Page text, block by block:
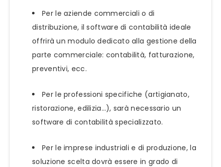
Per le aziende commerciali o di
distribuzione, il software di contabilità ideale
offrirà un modulo dedicato alla gestione della
parte commerciale: contabilità, fatturazione,
preventivi, ecc.
Per le professioni specifiche (artigianato,
ristorazione, edilizia…), sarà necessario un
software di contabilità specializzato.
Per le imprese industriali e di produzione, la
soluzione scelta dovrà essere in grado di